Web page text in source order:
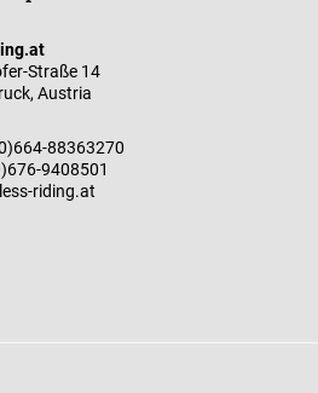
Straße 14
Austria
88363270
9408501
riding.at